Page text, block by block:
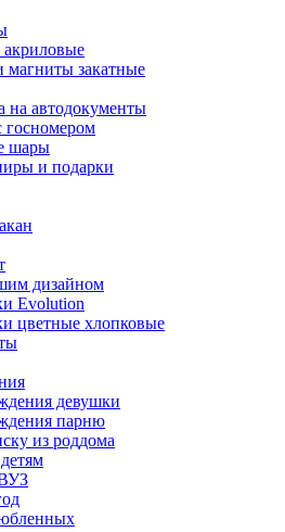
акриловые
магниты закатные
на автодокументы
госномером
шары
и подарки
дизайном
Evolution
цветные хлопковые
девушки
парню
из роддома